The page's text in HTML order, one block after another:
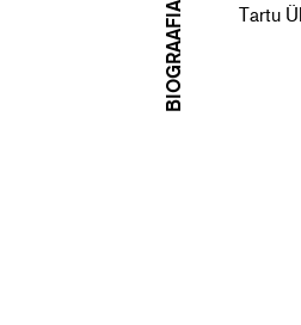
BIOGRAAFIA Tartu